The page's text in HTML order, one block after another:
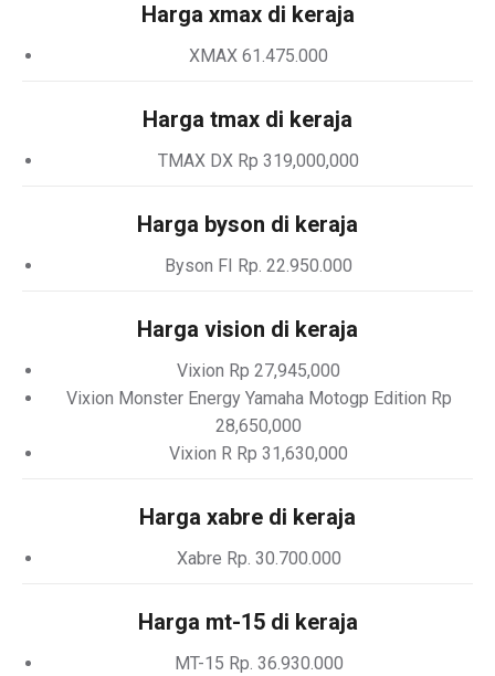
Harga xmax di keraja
XMAX 61.475.000
Harga tmax di keraja
TMAX DX Rp 319,000,000
Harga byson di keraja
Byson FI Rp. 22.950.000
Harga vision di keraja
Vixion Rp 27,945,000
Vixion Monster Energy Yamaha Motogp Edition Rp
28,650,000
Vixion R Rp 31,630,000
Harga xabre di keraja
Xabre Rp. 30.700.000
Harga mt-15 di keraja
MT-15 Rp. 36.930.000